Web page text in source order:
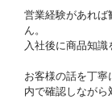
営業経験があれば
ん。
入社後に商品知識
お客様の話を丁
内で確認しながら